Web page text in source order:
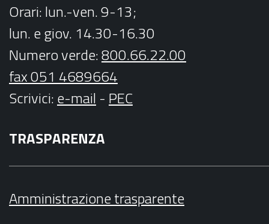
Orari: lun.-ven. 9-13;
lun. e giov. 14.30-16.30
Numero verde:800.66.22.00
fax 051 4689664
Scrivici:e-mail - PEC
TRASPARENZA
Amministrazione trasparente